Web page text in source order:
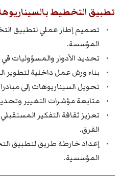
تطبيق التخطيط
تصميم إطار عملي لتطبيق
المؤسسة.
تحديد الأدوار والمسؤوليات
بناء ورش عمل داخلية لتطوير
تحويل السيناريوهات إلى
متابعة مؤشرات التغيير
تعزيز ثقافة التفكير
الفرق.
إعداد خارطة طريق لتطبيق
المؤسسية.